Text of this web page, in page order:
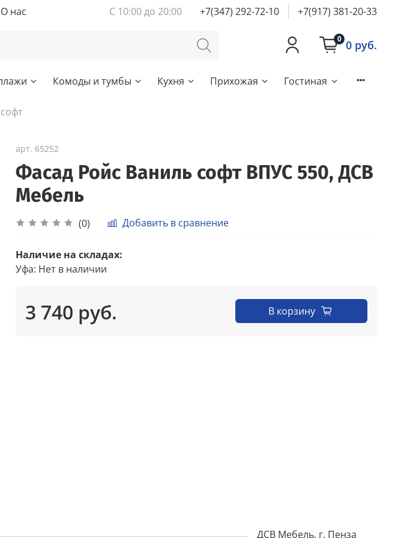
О нас С 10:00 до 20:00 +7(347) 292-72-10 +7(917) 381-20-33
0 0 руб.
Комоды и тумбы Кухня Прихожая Гостиная
арт. 65252
Фасад Ройс Ваниль софт ВПУС 550, ДСВ
Мебель
(0) Добавить в сравнение
Наличие на складах:
Уфа: Нет в наличии
3 740 руб. В корзину
ДСВ Мебель, г. Пенза